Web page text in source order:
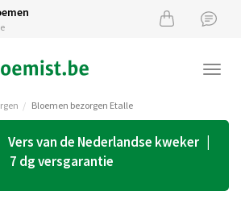
Bloemen bezorgen Etalle
van de Nederlandse kweker |
7 dg versgarantie